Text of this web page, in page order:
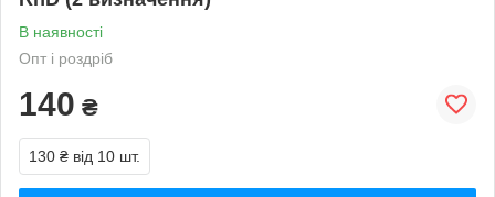
В наявності
Опт і роздріб
140 ₴
130 ₴ від 10 шт.